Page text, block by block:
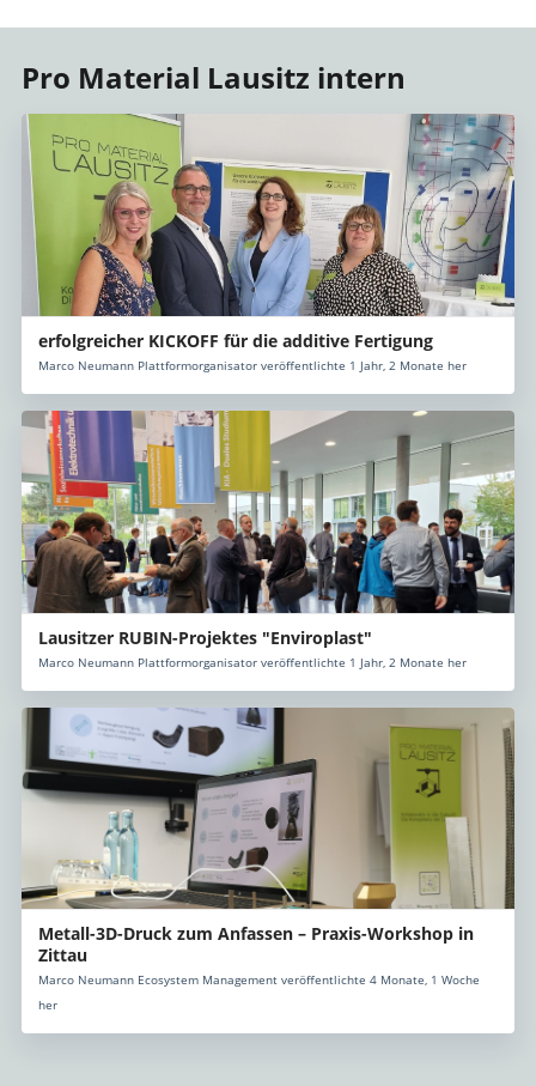
Pro Material Lausitz intern
erfolgreicher KICKOFF für die additive Fertigung
Marco Neumann Plattformorganisator veröffentlichte 1 Jahr, 2 Monate her
Lausitzer RUBIN-Projektes "Enviroplast"
Marco Neumann Plattformorganisator veröffentlichte 1 Jahr, 2 Monate her
Metall-3D-Druck zum Anfassen – Praxis-Workshop in
Zittau
Marco Neumann Ecosystem Management veröffentlichte 4 Monate, 1 Woche
her